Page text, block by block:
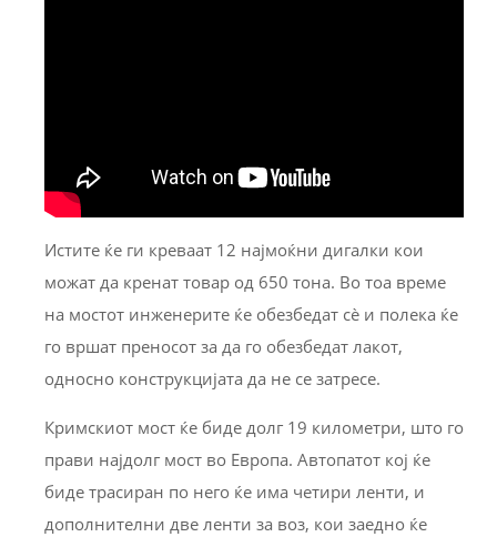
Истите ќе ги креваат 12 најмоќни дигалки кои
можат да кренат товар од 650 тона. Во тоа време
на мостот инженерите ќе обезбедат сè и полека ќе
го вршат преносот за да го обезбедат лакот,
односно конструкцијата да не се затресе.
Кримскиот мост ќе биде долг 19 километри, што го
прави најдолг мост во Европа. Автопатот кој ќе
биде трасиран по него ќе има четири ленти, и
дополнителни две ленти за воз, кои заедно ќе